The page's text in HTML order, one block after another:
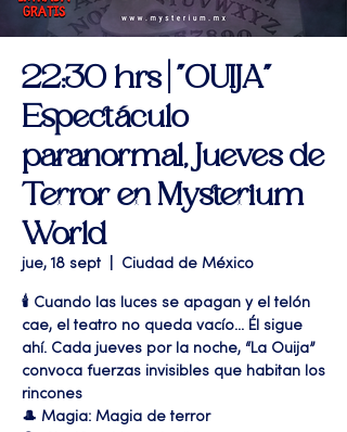
22:30 hrs | "OUIJA"
Espectáculo
paranormal, Jueves de
Terror en Mysterium
World
jue, 18 sept Ciudad de México
🕯️ Cuando las luces se apagan y el telón
cae, el teatro no queda vacío... Él sigue
ahí. Cada jueves por la noche, “La Ouija”
convoca fuerzas invisibles que habitan los
rincones
🎩 Magia: Magia de terror